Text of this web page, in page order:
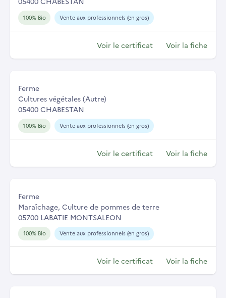
100% Bio Vente aux professionnels (en gros)
Voir le certificat Voir la fiche
Ferme
Cultures végétales (Autre)
05400 CHABESTAN
100% Bio Vente aux professionnels (en gros)
Voir le certificat Voir la fiche
Ferme
Maraîchage, Culture de pommes de terre
05700 LABATIE MONTSALEON
100% Bio Vente aux professionnels (en gros)
Voir le certificat Voir la fiche